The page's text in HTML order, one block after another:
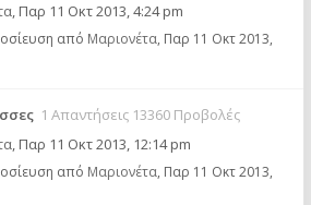
, Παρ 11 Οκτ 2013, 4:24 pm
από Μαριονέτα, Παρ 11 Οκτ 2013,
1 Απαντήσεις 13360 Προβολές
, Παρ 11 Οκτ 2013, 12:14 pm
από Μαριονέτα, Παρ 11 Οκτ 2013,